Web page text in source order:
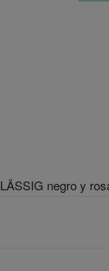
negro y